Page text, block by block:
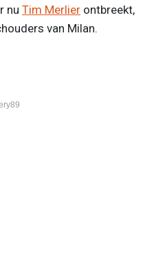
nu Tim Merlier ontbreekt,
van Milan.